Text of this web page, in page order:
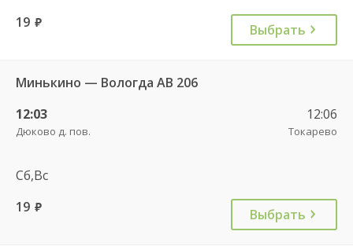
19 руб. Выбрать
Минькино — Вологда АВ 206
12:03
Дюково д. пов.
12:06
Токарево
Сб,Вс
19 руб. Выбрать